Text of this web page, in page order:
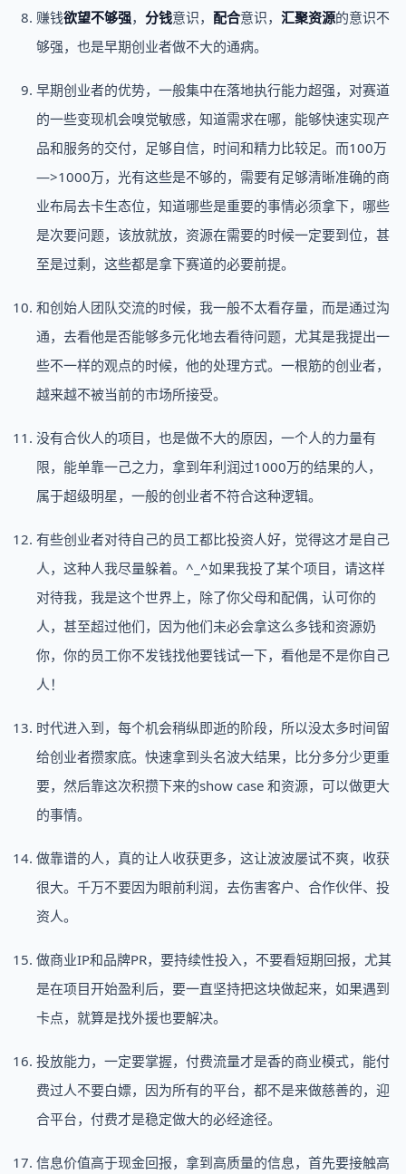
赚钱欲望不够强， 分钱意识， 配合意识， 汇聚资源的意识不
够强，也是早期创业者做不大的通病。
早期创业者的优势，一般集中在落地执行能力超强，对赛道
的一些变现机会嗅觉敏感，知道需求在哪，能够快速实现产
品和服务的交付，足够自信，时间和精力比较足。而100万
—>1000万，光有这些是不够的，需要有足够清晰准确的商
业布局去卡生态位，知道哪些是重要的事情必须拿下，哪些
是次要问题，该放就放，资源在需要的时候一定要到位，甚
至是过剩，这些都是拿下赛道的必要前提。
和创始人团队交流的时候，我一般不太看存量，而是通过沟
通，去看他是否能够多元化地去看待问题，尤其是我提出一
些不一样的观点的时候，他的处理方式。一根筋的创业者，
越来越不被当前的市场所接受。
没有合伙人的项目，也是做不大的原因，一个人的力量有
限，能单靠一己之力，拿到年利润过1000万的结果的人，
属于超级明星，一般的创业者不符合这种逻辑。
有些创业者对待自己的员工都比投资人好，觉得这才是自己
人，这种人我尽量躲着。^_^如果我投了某个项目，请这样
对待我，我是这个世界上，除了你父母和配偶，认可你的
人，甚至超过他们，因为他们未必会拿这么多钱和资源奶
你，你的员工你不发钱找他要钱试一下，看他是不是你自己
人！
时代进入到，每个机会稍纵即逝的阶段，所以没太多时间留
给创业者攒家底。快速拿到头名波大结果，比分多分少更重
要，然后靠这次积攒下来的show case 和资源，可以做更大
的事情。
做靠谱的人，真的让人收获更多，这让波波屡试不爽，收获
很大。千万不要因为眼前利润，去伤害客户、合作伙伴、投
资人。
做商业IP和品牌PR，要持续性投入，不要看短期回报，尤其
是在项目开始盈利后，要一直坚持把这块做起来，如果遇到
卡点，就算是找外援也要解决。
投放能力，一定要掌握，付费流量才是香的商业模式，能付
费过人不要白嫖，因为所有的平台，都不是来做慈善的，迎
合平台，付费才是稳定做大的必经途径。
信息价值高于现金回报，拿到高质量的信息，首先要接触高